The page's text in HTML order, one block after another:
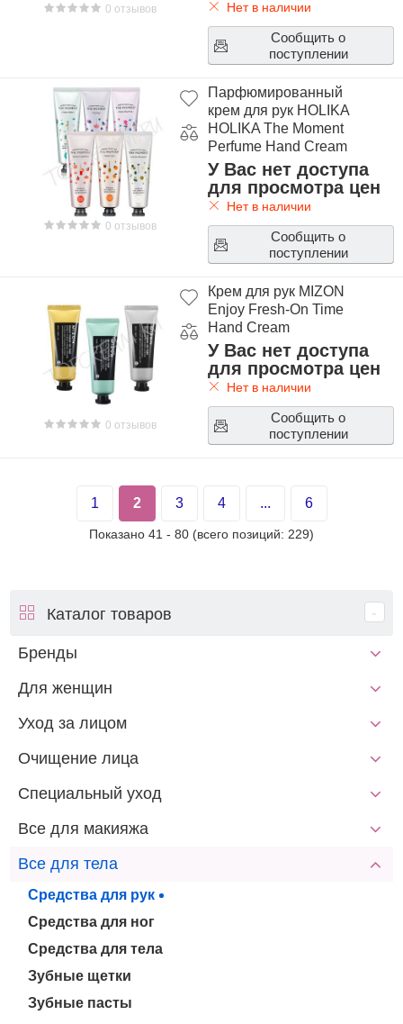
0 отзывов Нет в наличии
Сообщить о
поступлении
0 отзывов
Парфюмированный
крем для рук HOLIKA
HOLIKA The Moment
Perfume Hand Cream
У Вас нет доступа
для просмотра цен
Нет в наличии
Сообщить о
поступлении
0 отзывов
Крем для рук MIZON
Enjoy Fresh-On Time
Hand Cream
У Вас нет доступа
для просмотра цен
Нет в наличии
Сообщить о
поступлении
1 2 3 4 ... 6
Показано 41 - 80 (всего позиций: 229)
Каталог товаров
Бренды
Для женщин
Уход за лицом
Очищение лица
Специальный уход
Все для макияжа
Все для тела
Средства для рук
Средства для ног
Средства для тела
Зубные щетки
Зубные пасты